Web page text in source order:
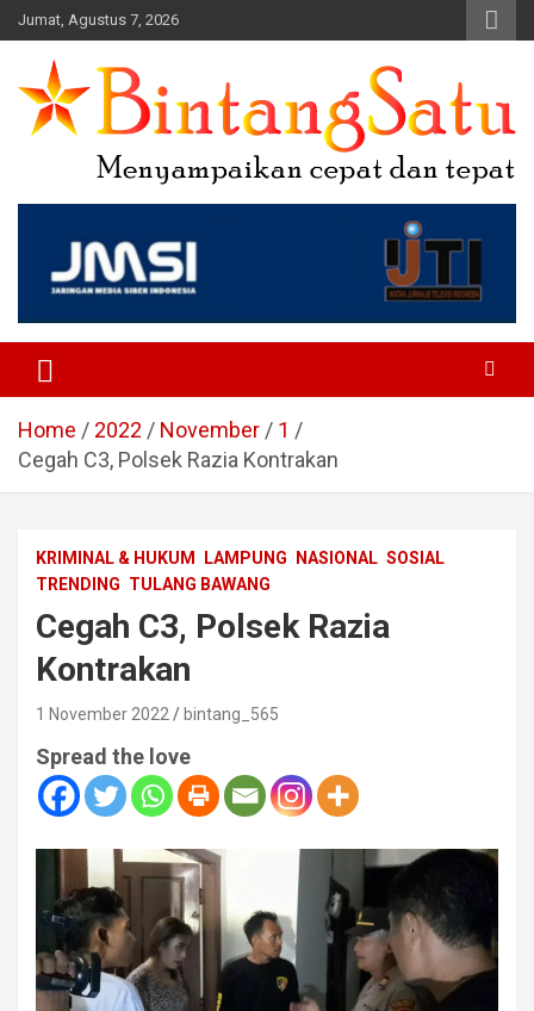
Skip
to
content
Jumat, Agustus 7, 2026
Portal Berita Nasional dan
Regional
Home 2022 November
1
Cegah C3, Polsek Razia Kontrakan
KRIMINAL & HUKUM LAMPUNG NASIONAL SOSIAL
TRENDING TULANG BAWANG
Cegah C3, Polsek Razia
Kontrakan
1 November 2022 bintang_565
Spread the love